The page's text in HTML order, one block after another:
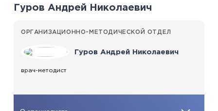
Гуров Андрей Николаевич
ОРГАНИЗАЦИОННО-МЕТОДИЧЕСКОЙ ОТДЕЛ
Гуров Андрей Николаевич
врач-методист